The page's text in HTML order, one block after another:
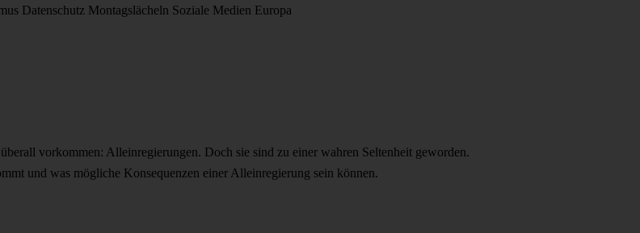
Datenschutz Montagslächeln Soziale Medien Europa
vorkommen: Alleinregierungen. Doch sie sind zu einer wahren Seltenheit geworden.
und was mögliche Konsequenzen einer Alleinregierung sein können.